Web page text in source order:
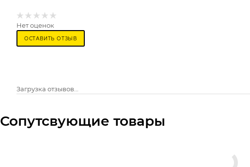
Нет оценок
ОСТАВИТЬ ОТЗЫВ
Загрузка отзывов...
Сопутсвующие товары